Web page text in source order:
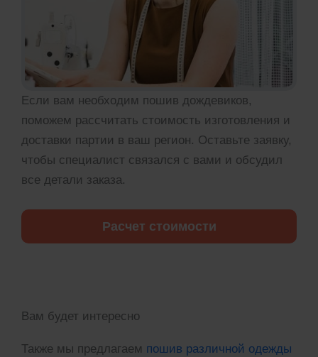
Если вам необходим пошив дождевиков,
поможем рассчитать стоимость изготовления и
доставки партии в ваш регион. Оставьте заявку,
чтобы специалист связался с вами и обсудил
все детали заказа.
Расчет стоимости
Вам будет интересно
Также мы предлагаем пошив различной одежды